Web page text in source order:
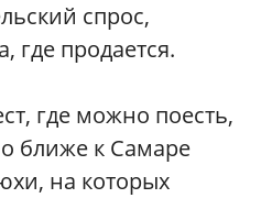
спрос,
где продается.
где можно поесть,
ближе к Самаре
на которых